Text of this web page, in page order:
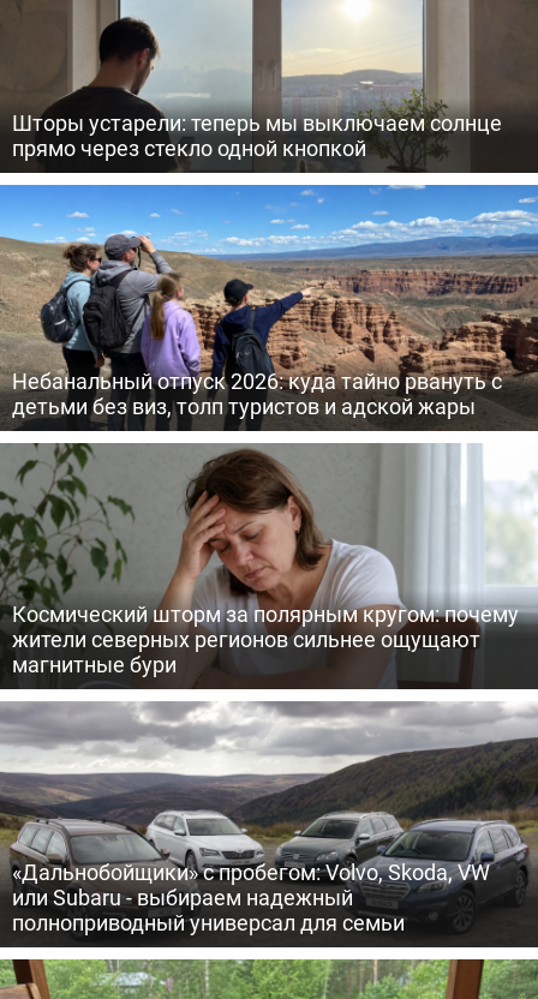
Шторы устарели: теперь мы выключаем солнце
прямо через стекло одной кнопкой
Небанальный отпуск 2026: куда тайно рвануть с
детьми без виз, толп туристов и адской жары
Космический шторм за полярным кругом: почему
жители северных регионов сильнее ощущают
магнитные бури
«Дальнобойщики» с пробегом: Volvo, Skoda, VW
или Subaru - выбираем надежный
полноприводный универсал для семьи